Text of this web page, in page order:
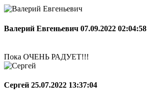
Валерий Евгеньевич 07.09.2022 02:04:58
Пока ОЧЕНЬ РАДУЕТ!!!
Сергей 25.07.2022 13:37:04